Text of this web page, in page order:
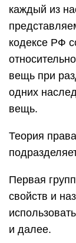
каждый из
кодексе РФ
вещь при
одних
вещь.
Теория
Первая
свойств и
и далее.